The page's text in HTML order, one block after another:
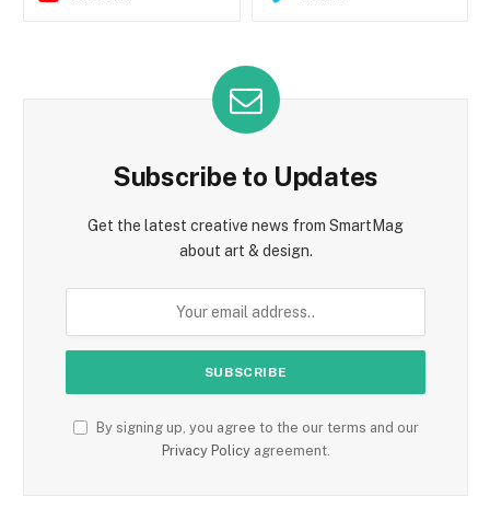
Subscribe to Updates
Get the latest creative news from SmartMag
about art & design.
By signing up, you agree to the our terms and our
Privacy Policyagreement.